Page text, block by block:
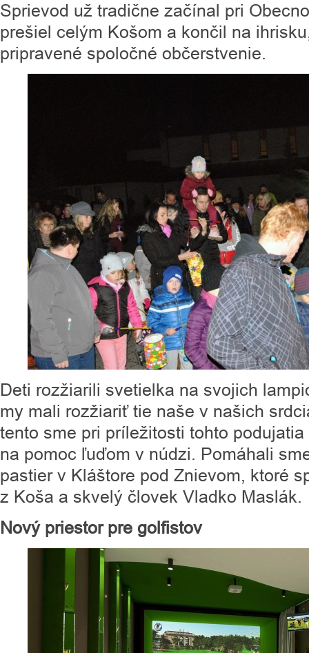
Sprievod už tradične začínal pri
prešiel celým Košom a končil na
pripravené spoločné občerstvenie.
Deti rozžiarili svetielka na svojich
my mali rozžiariť tie naše v našich
tento sme pri príležitosti tohto
na pomoc ľuďom v núdzi. Pomáhali
pastier v Kláštore pod Znievom, ktoré
z Koša a skvelý človek Vladko Maslák.
Nový priestor pre golfistov